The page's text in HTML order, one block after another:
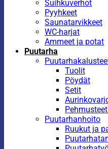
Suihkuverhot
Pyyhkeet
Saunatarvikkeet
WC-harjat
Ammeet ja potat
Puutarha
Tuolit
Pöydät
Setit
Puutarhanhoito
Ruukut ja